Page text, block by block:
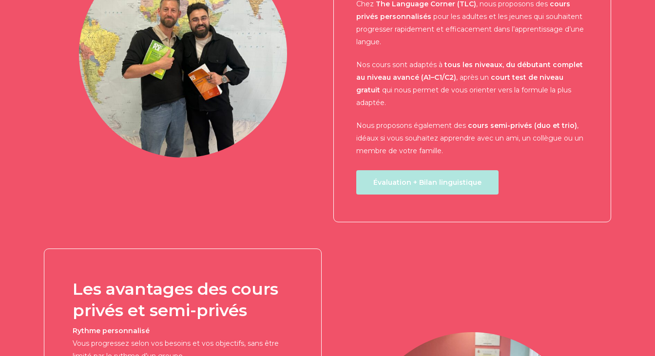
Chez The Language Corner (TLC), nous proposons des cours
privés personnalisés pour les adultes et les jeunes qui souhaitent
progresser rapidement et efficacement dans l’apprentissage d’une
langue.
Nos cours sont adaptés àtous les niveaux, du débutant complet
au niveau avancé (A1–C1/C2), après un court test de niveau
gratuit qui nous permet de vous orienter vers la formule la plus
adaptée.
Nous proposons également des cours semi-privés (duo et trio),
idéaux si vous souhaitez apprendre avec un ami, un collègue ou un
membre de votre famille.
Évaluation + Bilan linguistique
Les avantages des cours
privés et semi-privés
Rythme personnalisé
Vous progressez selon vos besoins et vos objectifs, sans être